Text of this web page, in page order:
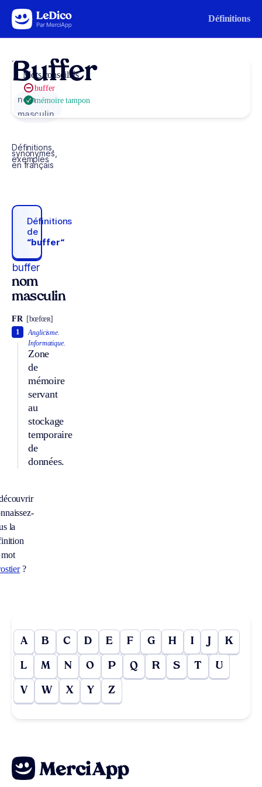
Aller au contenu Définitions
Buffer
nom
masculin
Définitions,
synonymes,
exemples
en français
Définitions
de
“buffer“
buffer
nom
masculin
FR [bœfœʀ]
Anglicisme.
Informatique.
Zone
de
mémoire
servant
au
stockage
temporaire
de
données.
1
la
?
Mots conseillés
buffer
mémoire tampon
A B C D E F G H I J K
L M N O P Q R S T U
V W X Y Z